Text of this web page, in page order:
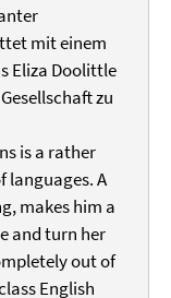
mit einem
Eliza Doolittle
zu
is a rather
languages. A
makes him a
and turn her
out of
English